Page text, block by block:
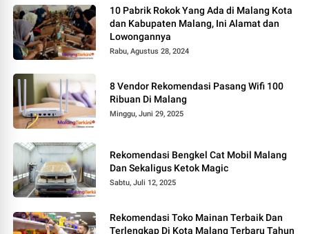
10 Pabrik Rokok Yang Ada di Malang Kota
dan Kabupaten Malang, Ini Alamat dan
Lowongannya
Rabu, Agustus 28, 2024
8 Vendor Rekomendasi Pasang Wifi 100
Ribuan Di Malang
Minggu, Juni 29, 2025
Rekomendasi Bengkel Cat Mobil Malang
Dan Sekaligus Ketok Magic
Sabtu, Juli 12, 2025
Rekomendasi Toko Mainan Terbaik Dan
Terlengkap Di Kota Malang Terbaru Tahun